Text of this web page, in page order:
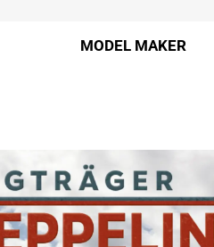
MODEL MAKER